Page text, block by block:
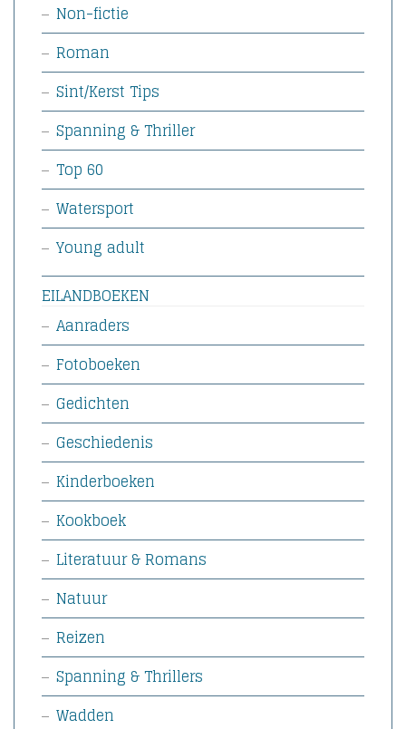
Non-fictie
Roman
Sint/Kerst Tips
Spanning & Thriller
Top 60
Watersport
Young adult
EILANDBOEKEN
Aanraders
Fotoboeken
Gedichten
Geschiedenis
Kinderboeken
Kookboek
Literatuur & Romans
Natuur
Reizen
Spanning & Thrillers
Wadden